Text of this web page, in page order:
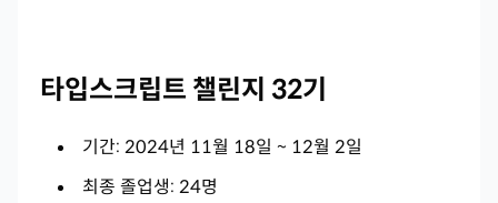
타입스크립트 챌린지 32기
기간: 2024년 11월 18일 ~ 12월 2일
최종 졸업생: 24명